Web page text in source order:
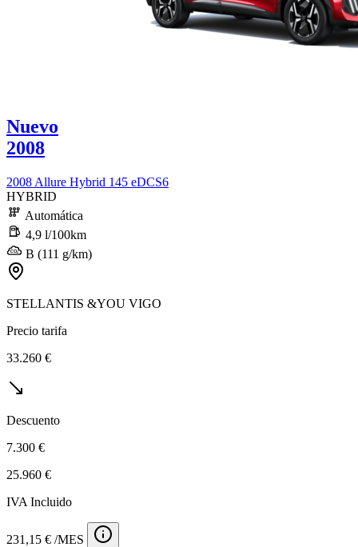
Nuevo
2008
2008 Allure Hybrid 145 eDCS6
HYBRID
Automática
4,9 l/100km
B (111 g/km)
STELLANTIS &YOU VIGO
Precio tarifa
33.260 €
Descuento
7.300 €
25.960 €
IVA Incluido
231,15 € /MES